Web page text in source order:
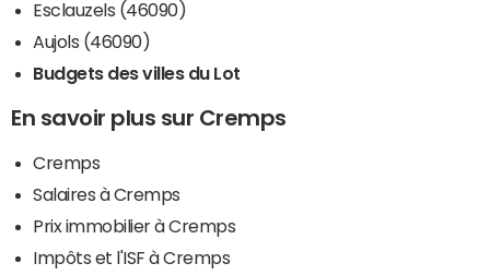
Esclauzels (46090)
Aujols (46090)
Budgets des villes du Lot
En savoir plus sur Cremps
Cremps
Salaires à Cremps
Prix immobilier à Cremps
Impôts et l'ISF à Cremps